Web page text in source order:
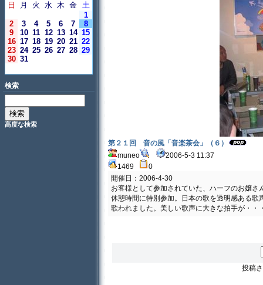
日 月 火 水 木 金 土
1
2
3 4 5 6 7
8
9
10 11 12 13 14 15
16 17 18 19 20 21 22
23 24 25 26 27 28 29
30 31
検索
高度な検索
第２１回 音の風「音楽茶会」（６）
muneo
2006-5-3 11:37
1469
0
開催日：2006-4-30
お客様として参加されていた、ハーフのお嬢さ
休憩時間に特別参加。日本の歌を透明感ある歌
歌われました。美しい歌声に大きな拍手が・・
投稿